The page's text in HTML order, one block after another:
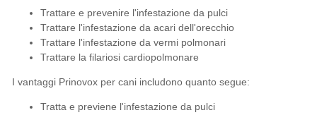
Trattare e prevenire l'infestazione da pulci
Trattare l'infestazione da acari dell'orecchio
Trattare l'infestazione da vermi polmonari
Trattare la filariosi cardiopolmonare
I vantaggi Prinovox per cani includono quanto segue:
Tratta e previene l'infestazione da pulci